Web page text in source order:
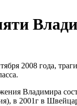
2008 года,
Владимира
в 2001г в